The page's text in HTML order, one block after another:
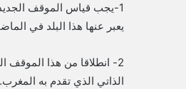
1-يجب قياس الموقف
يعبر عنها هذا البلد في
2- انطلاقا من هذا الموقف
الذاتي الذي تقدم به المغرب.